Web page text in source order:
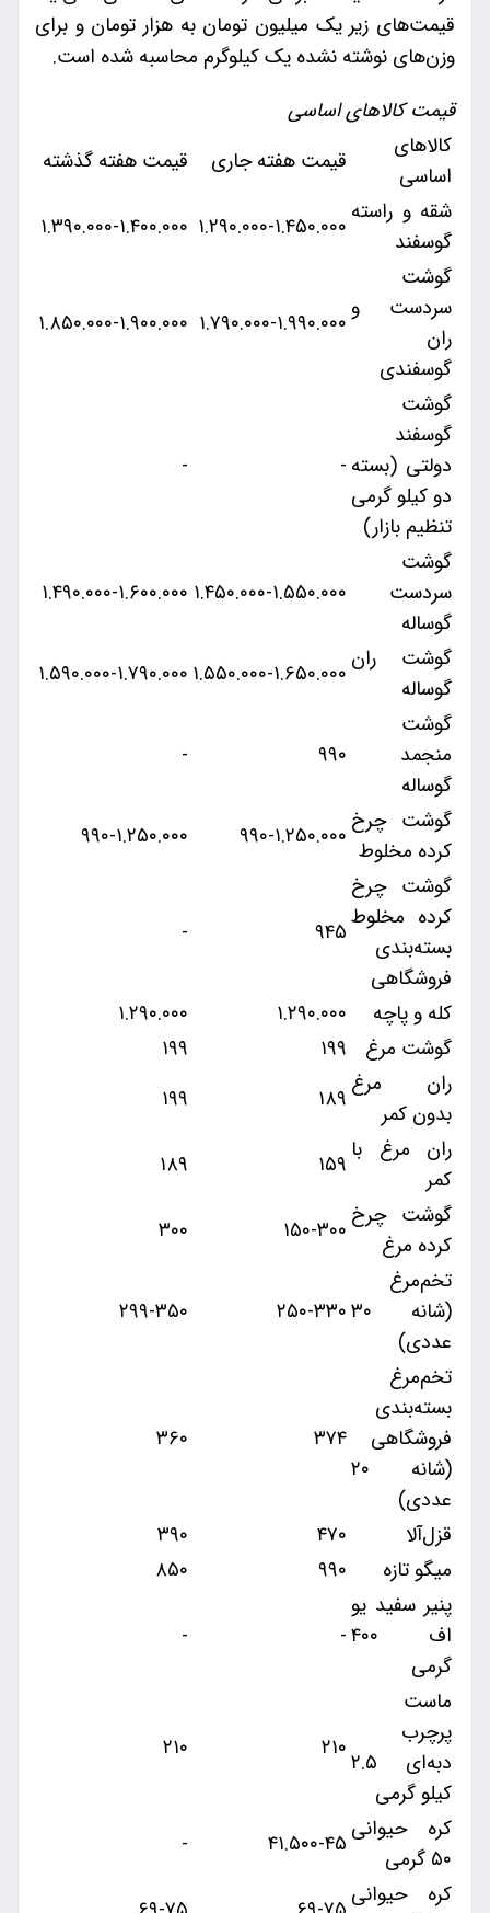
قیمت‌های زیر یک میلیون تومان به هزار تومان و برای
وزن‌های نوشته نشده یک کیلوگرم محاسبه شده است.
قیمت کالاهای اساسی
کالاهای
اساسی
قیمت هفته جاری
قیمت هفته گذشته
شقه و راسته
گوسفند
۱.۲۹۰.۰۰۰-۱.۴۵۰.۰۰۰ ۱.۳۹۰.۰۰۰-۱.۴۰۰.۰۰۰
گوشت
سردست و
ران
گوسفندی
۱.۷۹۰.۰۰۰-۱.۹۹۰.۰۰۰ ۱.۸۵۰.۰۰۰-۱.۹۰۰.۰۰۰
گوشت
گوسفند
دولتی (بسته
دو کیلو گرمی
تنظیم بازار)
-
-
گوشت
سردست
گوساله
۱.۴۵۰.۰۰۰-۱.۵۵۰.۰۰۰ ۱.۴۹۰.۰۰۰-۱.۶۰۰.۰۰۰
گوشت ران
گوساله
۱.۵۵۰.۰۰۰-۱.۶۵۰.۰۰۰ ۱.۵۹۰.۰۰۰-۱.۷۹۰.۰۰۰
گوشت
منجمد
گوساله
۹۹۰ -
گوشت چرخ
کرده مخلوط ۹۹۰-۱.۲۵۰.۰۰۰
۹۹۰-۱.۲۵۰.۰۰۰
گوشت چرخ
کرده مخلوط
بسته‌بندی
فروشگاهی
۹۴۵ -
کله و پاچه ۱.۲۹۰.۰۰۰
۱.۲۹۰.۰۰۰
گوشت مرغ
۱۹۹
۱۹۹
ران مرغ
بدون کمر
۱۸۹
۱۹۹
ران مرغ با
کمر
۱۵۹
۱۸۹
گوشت چرخ
کرده مرغ
۱۵۰-۳۰۰
۳۰۰
تخم‌مرغ
(شانه ۳۰
عددی)
۲۵۰-۳۳۰ ۲۹۹-۳۵۰
تخم‌مرغ
بسته‌بندی
فروشگاهی
(شانه ۲۰
عددی)
۳۷۴ ۳۶۰
قزل‌آلا ۴۷۰
۳۹۰
میگو تازه
۹۹۰
۸۵۰
پنیر سفید یو
اف ۴۰۰
گرمی
-
-
ماست
پرچرب
دبه‌ای ۲.۵
کیلو گرمی
۲۱۰ ۲۱۰
کره حیوانی
۵۰ گرمی
۴۱.۵۰۰-۴۵
-
کره حیوانی